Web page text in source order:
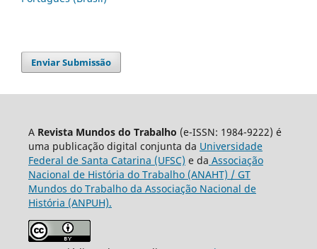
Enviar Submissão
A Revista Mundos do Trabalho (e-ISSN: 1984-9222) é
uma publicação digital conjunta da Universidade
Federal de Santa Catarina (UFSC) e da Associação
Nacional de História do Trabalho (ANAHT) / GT
Mundos do Trabalho da Associação Nacional de
História (ANPUH).